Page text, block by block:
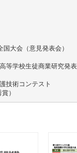
大会（意見発表会）
等学校生徒商業研究発
技術コンテスト